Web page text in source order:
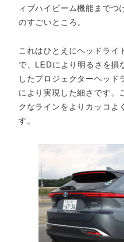
ィブハイビーム機能までつ
のすごいところ。
これはひとえにヘッドライ
で、LEDにより明るさを損
したプロジェクターヘッド
により実現した細さです。
クなラインをよりカッコよ
す。